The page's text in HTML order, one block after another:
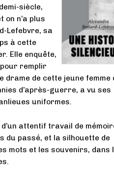
siècle,
on n’a plus
Lefebvre, sa
à cette
Elle enquête,
remplir
drame de cette jeune femme
d’après-guerre, a vu ses
uniformes.
attentif travail de
du passé, et la silhouette de
mots et les souvenirs, dans